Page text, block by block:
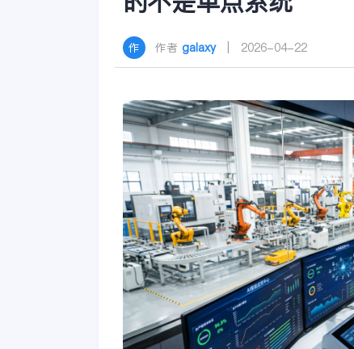
作者 galaxy| 2026-04-22